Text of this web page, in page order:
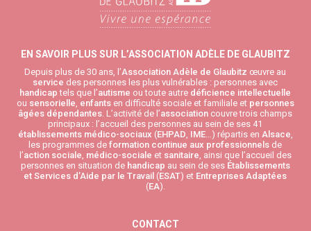
EN SAVOIR PLUS SUR L’ASSOCIATION ADÈLE DE GLAUBITZ
Depuis plus de 30 ans, l’Association Adèle de Glaubitz œuvre au
service des personnes les plus vulnérables : personnes avec
handicap tels que l’autisme ou toute autre déficience intellectuelle
ou sensorielle, enfants en difficulté sociale et familiale et personnes
âgées dépendantes. L’activité de l’association couvre trois champs
principaux : l’accueil des personnes au sein de ses 41
établissements médico-sociaux (EHPAD, IME…) répartis en Alsace,
les programmes deformation continue aux professionnels de
l’action sociale, médico-sociale et sanitaire, ainsi que l’accueil des
personnes en situation de handicap au sein de ses Établissements
et Services d’Aide par le Travail (ESAT) et Entreprises Adaptées
(EA).
CONTACT